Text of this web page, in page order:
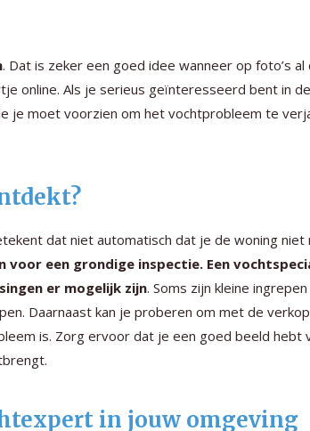
. Dat is zeker een goed idee wanneer op foto’s al
online. Als je serieus geïnteresseerd bent in
je moet voorzien om het vochtprobleem te
dat niet automatisch dat je de woning niet
een grondige inspectie. Een
er mogelijk zijn. Soms zijn kleine ingrepen
Daarnaast kan je proberen om met de
is. Zorg ervoor dat je een goed beeld hebt
in jouw omgeving